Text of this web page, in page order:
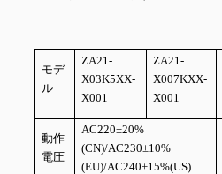
モデ
ル
ZA21-
X03K5XX-
X001
ZA21-
X007KXX-
X001
動作
電圧
AC220±20%
(CN)/AC230±10%
(EU)/AC240±15%(US)